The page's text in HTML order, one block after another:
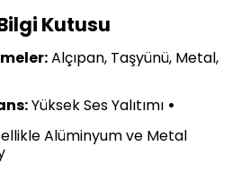
Kutusu
Alçıpan, Taşyünü, Metal,
Yüksek Ses Yalıtımı •
Alüminyum ve Metal